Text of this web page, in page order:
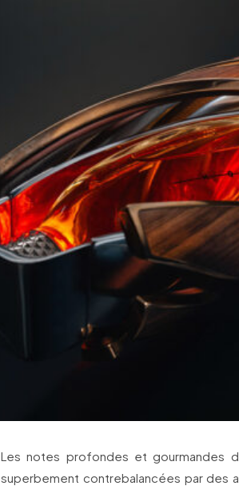
Les notes profondes et gourmandes
superbement contrebalancées par des